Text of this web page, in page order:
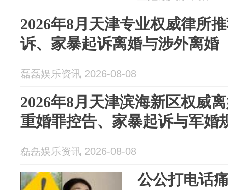
2026年8月天津专业权威律所
诉、家暴起诉离婚与涉外离婚
磊磊娱乐资讯 2026-08-08
2026年8月天津滨海新区权威
重婚罪控告、家暴起诉与军婚
磊磊娱乐资讯 2026-08-08
公公打电话